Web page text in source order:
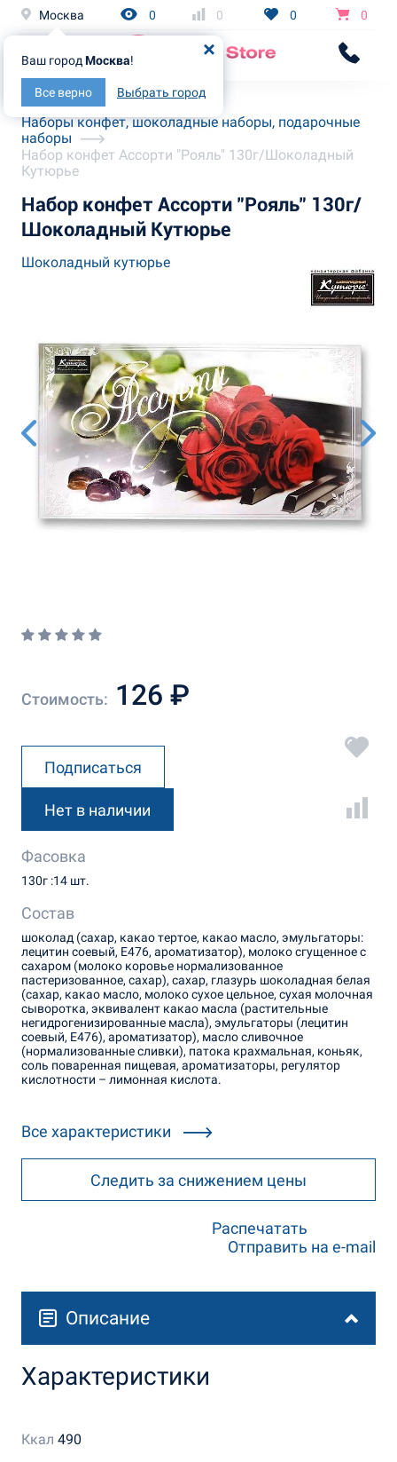
Москва
Ваш город Москва!
Все верно Выбрать город
0 0 0 0
Главная
Каталог
Наборы конфет, шоколадные наборы, подарочные
наборы
Набор конфет Ассорти "Рояль" 130г/Шоколадный
Кутюрье
Набор конфет Ассорти "Рояль" 130г/
Шоколадный Кутюрье
Шоколадный кутюрье
Стоимость: 126 ₽
Подписаться
Нет в наличии
Фасовка
130г :14 шт.
Состав
шоколад (сахар, какао тертое, какао масло, эмульгаторы:
лецитин соевый, Е476, ароматизатор), молоко сгущенное с
сахаром (молоко коровье нормализованное
пастеризованное, сахар), сахар, глазурь шоколадная белая
(сахар, какао масло, молоко сухое цельное, сухая молочная
сыворотка, эквивалент какао масла (растительные
негидрогенизированные масла), эмульгаторы (лецитин
соевый, Е476), ароматизатор), масло сливочное
(нормализованные сливки), патока крахмальная, коньяк,
соль поваренная пищевая, ароматизаторы, регулятор
кислотности – лимонная кислота.
Все характеристики
Следить за снижением цены
Распечатать
Отправить на e-mail
Описание
Характеристики
Ккал 490